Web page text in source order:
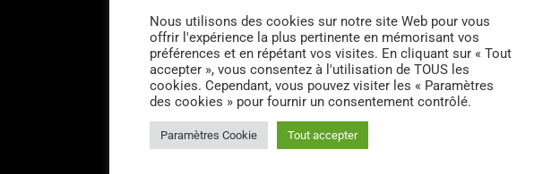
Nous utilisons des cookies sur notre site Web pour vous
offrir l'expérience la plus pertinente en mémorisant vos
préférences et en répétant vos visites. En cliquant sur « Tout
accepter », vous consentez à l'utilisation de TOUS les
cookies. Cependant, vous pouvez visiter les « Paramètres
des cookies » pour fournir un consentement contrôlé.
Paramètres Cookie Tout accepter